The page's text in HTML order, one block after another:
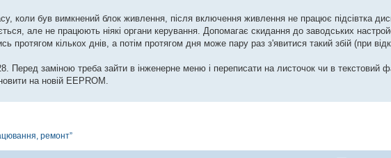
коли був вимкнений блок живлення, після включення живлення не працює підсівтка
але не працюють ніякі органи керування. Допомагає скидання до заводських
кількох днів, а потім протягом дня може пару раз з'явитися такий збій (при
Перед заміною треба зайти в інженерне меню і переписати на листочок чи в текстовий
на новій EEPROM.
ремонт”